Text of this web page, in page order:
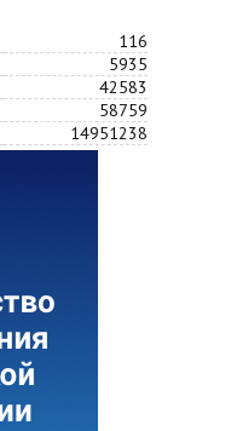
116
5935
42583
58759
14951238